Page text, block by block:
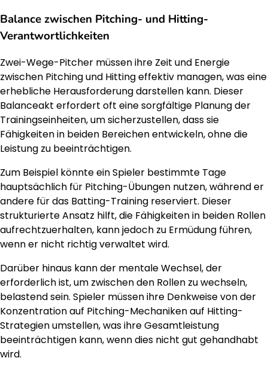
Balance zwischen Pitching- und Hitting-
Verantwortlichkeiten
Zwei-Wege-Pitcher müssen ihre Zeit und Energie
zwischen Pitching und Hitting effektiv managen, was eine
erhebliche Herausforderung darstellen kann. Dieser
Balanceakt erfordert oft eine sorgfältige Planung der
Trainingseinheiten, um sicherzustellen, dass sie
Fähigkeiten in beiden Bereichen entwickeln, ohne die
Leistung zu beeinträchtigen.
Zum Beispiel könnte ein Spieler bestimmte Tage
hauptsächlich für Pitching-Übungen nutzen, während er
andere für das Batting-Training reserviert. Dieser
strukturierte Ansatz hilft, die Fähigkeiten in beiden Rollen
aufrechtzuerhalten, kann jedoch zu Ermüdung führen,
wenn er nicht richtig verwaltet wird.
Darüber hinaus kann der mentale Wechsel, der
erforderlich ist, um zwischen den Rollen zu wechseln,
belastend sein. Spieler müssen ihre Denkweise von der
Konzentration auf Pitching-Mechaniken auf Hitting-
Strategien umstellen, was ihre Gesamtleistung
beeinträchtigen kann, wenn dies nicht gut gehandhabt
wird.